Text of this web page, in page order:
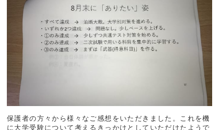
保護者の方々から様々なご感想をいただきました。これを機
に大学受験について考えるきっかけとしていただけたようで